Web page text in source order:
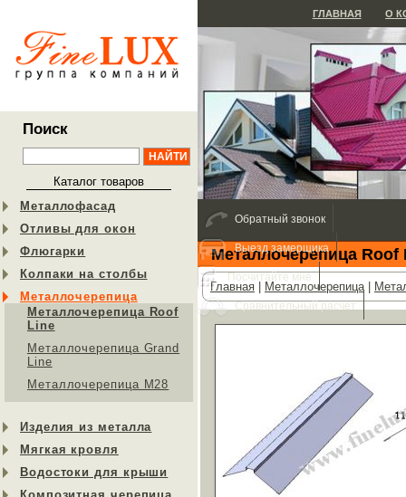
Поиск
Каталог товаров
Металлофасад
Отливы для окон
Флюгарки
Колпаки на столбы
Металлочерепица
Металлочерепица Roof
Line
Металлочерепица Grand
Line
Металлочерепица М28
Изделия из металла
Мягкая кровля
Водостоки для крыши
ГЛАВНАЯ О
Металлочерепица Roof
Главная Металлочерепица|
Обратный звонок
Выезд замерщика
Посчитайте мне
Сравнительный расчет